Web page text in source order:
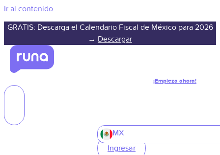
Ir al contenido
GRATIS: Descarga el Calendario Fiscal de México para 2026
→ Descargar
¡Empieza ahora!
MX
Ingresar